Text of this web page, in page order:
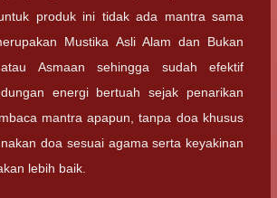
produk ini tidak ada mantra sama
Mustika Asli Alam dan Bukan
Asmaan sehingga sudah efektif
energi bertuah sejak penarikan
mantra apapun, tanpa doa khusus
doa sesuai agama serta keyakinan
lebih baik.